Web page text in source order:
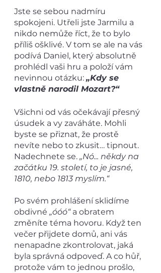
Jste se sebou nadmíru
spokojeni. Utřeli jste Jarmilu a
nikdo nemůže říct, že to bylo
příliš ošklivé. V tom se ale na vás
podívá Daniel, který absolutně
prohlédl vaši hru a položí vám
nevinnou otázku: „Kdy se
vlastně narodil Mozart?“
Všichni od vás očekávají přesný
úsudek a vy zaváháte. Mohli
byste se přiznat, že prostě
nevíte nebo to zkusit… tipnout.
Nadechnete se. „Nó... někdy na
začátku 19. století, to je jasné,
1810, nebo 1813 myslím.“
Po svém prohlášení sklidíme
obdivné „óóó“ a obratem
změníte téma hovoru. Když ten
večer přijdete domů, ani vás
nenapadne zkontrolovat, jaká
byla správná odpoveď. A co hůř,
protože vám to jednou prošlo,